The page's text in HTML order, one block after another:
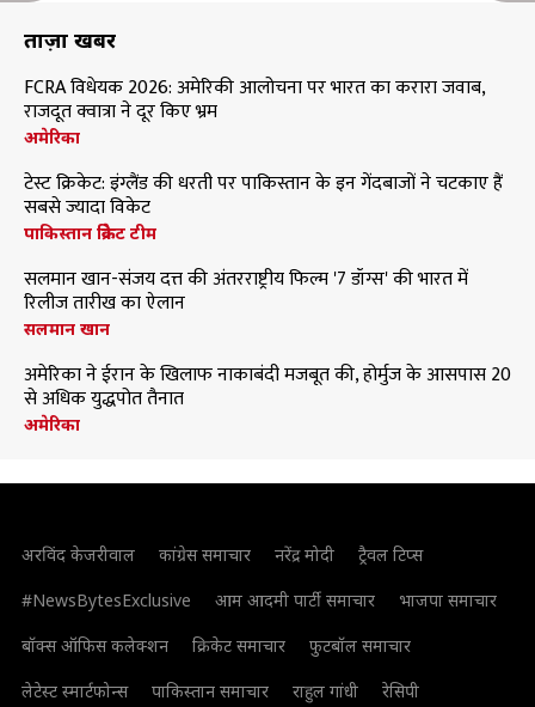
ताज़ा खबरें
FCRA विधेयक 2026: अमेरिकी आलोचना पर भारत का करारा जवाब,
राजदूत क्वात्रा ने दूर किए भ्रम
अमेरिका
टेस्ट क्रिकेट: इंग्लैंड की धरती पर पाकिस्तान के इन गेंदबाजों ने चटकाए हैं
सबसे ज्यादा विकेट
पाकिस्तान क्रिकेट टीम
सलमान खान-संजय दत्त की अंतरराष्ट्रीय फिल्म '7 डॉग्स' की भारत में
रिलीज तारीख का ऐलान
सलमान खान
अमेरिका ने ईरान के खिलाफ नाकाबंदी मजबूत की, होर्मुज के आसपास 20
से अधिक युद्धपोत तैनात
अमेरिका
अरविंद केजरीवाल कांग्रेस समाचार नरेंद्र मोदी
ट्रैवल टिप्स
#NewsBytesExclusive
आम आदमी पार्टी समाचार
भाजपा समाचार
बॉक्स ऑफिस कलेक्शन
क्रिकेट समाचार
फुटबॉल समाचार
लेटेस्ट स्मार्टफोन्स
पाकिस्तान समाचार राहुल गांधी रेसिपी